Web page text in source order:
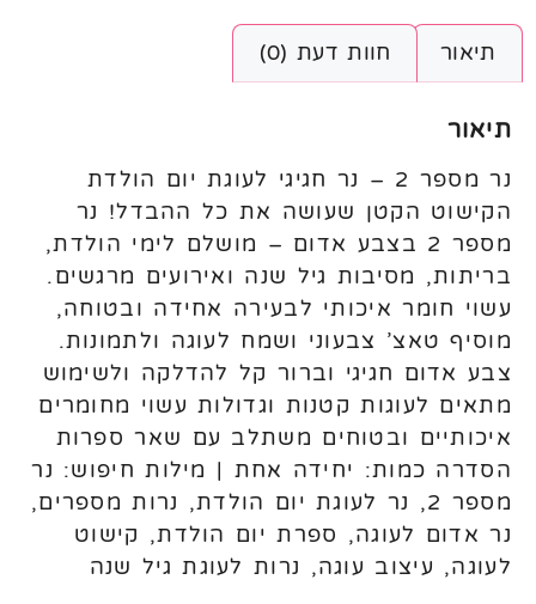
תיאור חוות דעת (0)
תיאור
נר מספר 2 – נר חגיגי לעוגת יום הולדת
הקישוט הקטן שעושה את כל ההבדל! נר
מספר 2 בצבע אדום – מושלם לימי הולדת,
בריתות, מסיבות גיל שנה ואירועים מרגשים.
עשוי חומר איכותי לבעירה אחידה ובטוחה,
מוסיף טאצ’ צבעוני ושמח לעוגה ולתמונות.
צבע אדום חגיגי וברור קל להדלקה ולשימוש
מתאים לעוגות קטנות וגדולות עשוי מחומרים
איכותיים ובטוחים משתלב עם שאר ספרות
הסדרה כמות: יחידה אחת | מילות חיפוש: נר
מספר 2, נר לעוגת יום הולדת, נרות מספרים,
נר אדום לעוגה, ספרת יום הולדת, קישוט
לעוגה, עיצוב עוגה, נרות לעוגת גיל שנה